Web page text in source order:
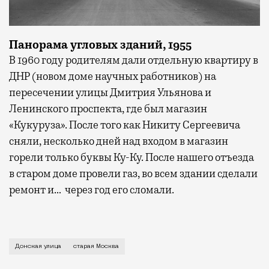
Панорама угловых зданий, 1955
В 1960 году родителям дали отдельную квартиру в
ДНР (новом доме научных работников) на
пересечении улицы Дмитрия Ульянова и
Ленинского проспекта, где был магазин
«Кукуруза». После того как Никиту Сергеевича
сняли, несколько дней над входом в магазин
горели только буквы Ку-Ку. После нашего отъезда
в старом доме провели газ, во всем здании сделали
ремонт и… через год его сломали.
О том, как в 1950–1960-е жили в районе Донских
Донская улица старая Москва